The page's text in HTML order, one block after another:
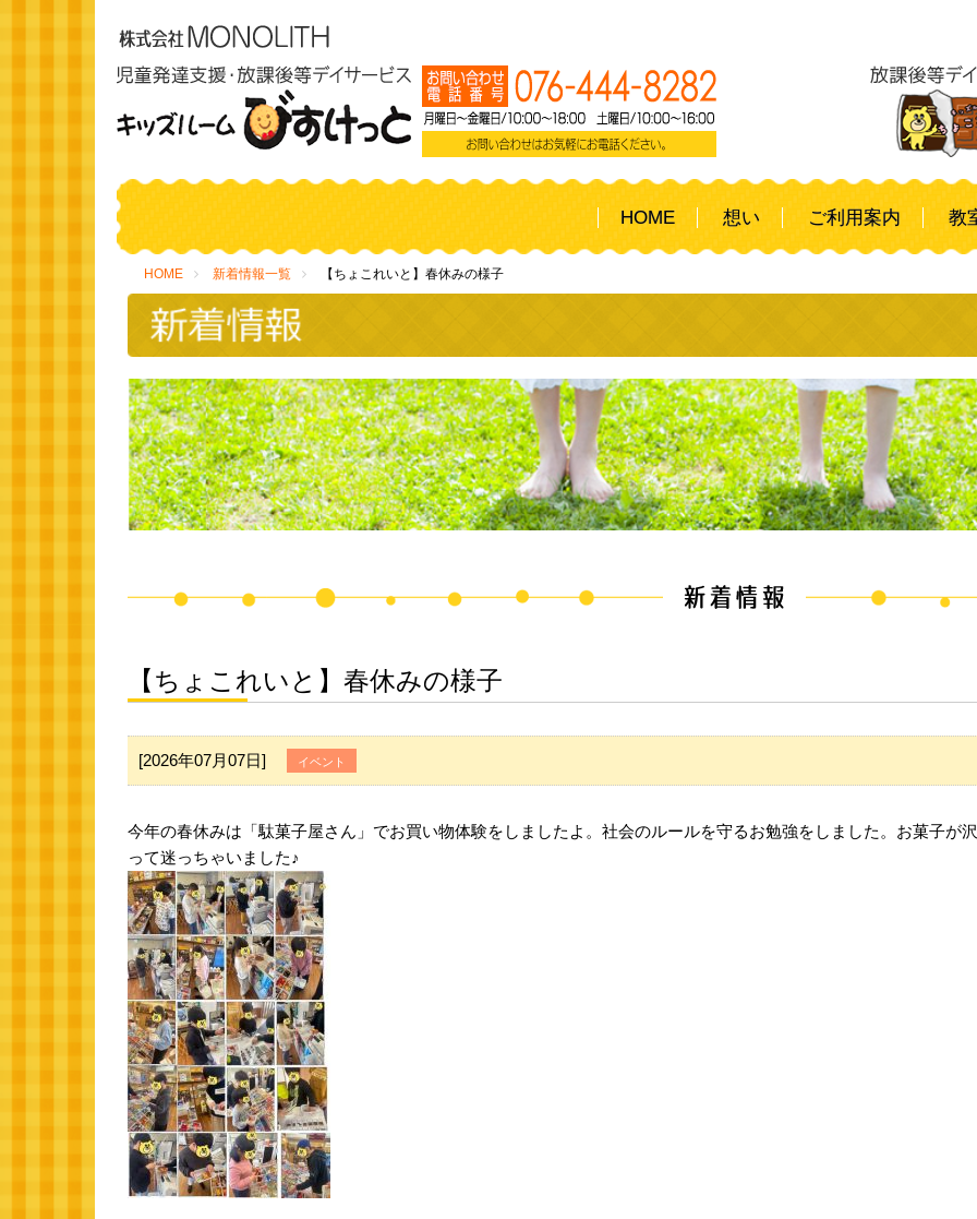
HOME 想い ご利用案内 教
HOME 新着情報一覧 【ちょこれいと】春休みの様子
【ちょこれいと】春休みの様子
[2026年07月07日] イベント
今年の春休みは「駄菓子屋さん」でお買い物体験をしましたよ。社会のルールを守るお勉強をしました。お菓子が
って迷っちゃいました♪